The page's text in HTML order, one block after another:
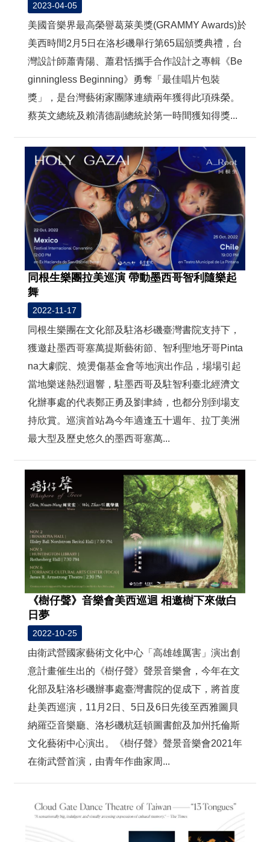
2023-04-05
美國音樂界最高榮譽葛萊美獎(GRAMMY Awards)於
美西時間2月5日在洛杉磯舉行第65屆頒獎典禮，台
灣設計師蕭青陽、蕭君恬攜手合作設計之專輯《Be
ginningless Beginning》勇奪「最佳唱片包裝
獎」，是台灣藝術家團隊連續兩年獲得此項殊榮。
蔡英文總統及賴清德副總統於第一時間獲知得獎...
同根生樂團拉美巡演 帶動墨西哥智利隨樂起
舞
2022-11-17
同根生樂團在文化部及駐洛杉磯臺灣書院支持下，
獲邀赴墨西哥塞萬提斯藝術節、智利聖地牙哥Pinta
na大劇院、燒燙傷基金會等地演出作品，場場引起
當地樂迷熱烈迴響，駐墨西哥及駐智利臺北經濟文
化辦事處的代表鄭正勇及劉聿綺，也都分別到場支
持欣賞。巡演首站為今年適逢五十週年、拉丁美洲
最大型及歷史悠久的墨西哥塞萬...
《樹仔聲》音樂會美西巡迴 相邀樹下來做白
日夢
2022-10-25
由衛武營國家藝術文化中心「高雄雄厲害」演出創
意計畫催生出的《樹仔聲》聲景音樂會，今年在文
化部及駐洛杉磯辦事處臺灣書院的促成下，將首度
赴美西巡演，11月2日、5日及6日先後至西雅圖貝
納羅亞音樂廳、洛杉磯杭廷頓圖書館及加州托倫斯
文化藝術中心演出。《樹仔聲》聲景音樂會2021年
在衛武營首演，由青年作曲家周...